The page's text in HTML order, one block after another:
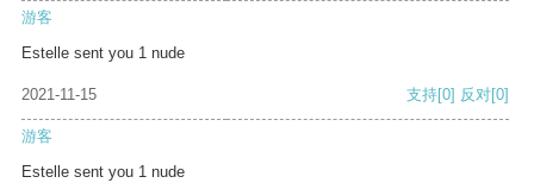
游客
Estelle sent you 1 nude
2021-11-15 支持[0] 反对[0]
游客
Estelle sent you 1 nude